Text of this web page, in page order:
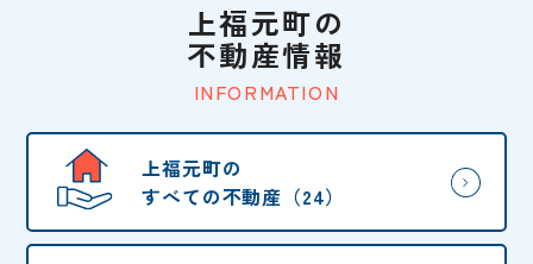
INFORMATION
上福元町の
不動産情報
上福元町の
すべての不動産（24）